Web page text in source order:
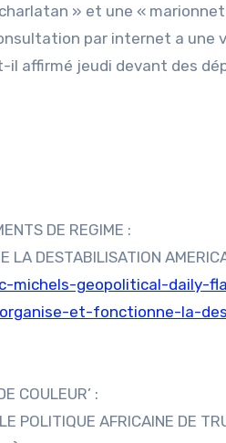
» et une «
par internet a une
affirmé jeudi devant des
DE REGIME :
LA DESTABILISATION
michels-geopolitical-daily-
et-fonctionne-la-
COULEUR’ :
POLITIQUE AFRICAINE DE